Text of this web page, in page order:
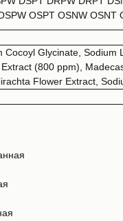
OSPT OSNW OSNT
Cocoyl Glycinate,
(800 ppm),
Flower Extract,